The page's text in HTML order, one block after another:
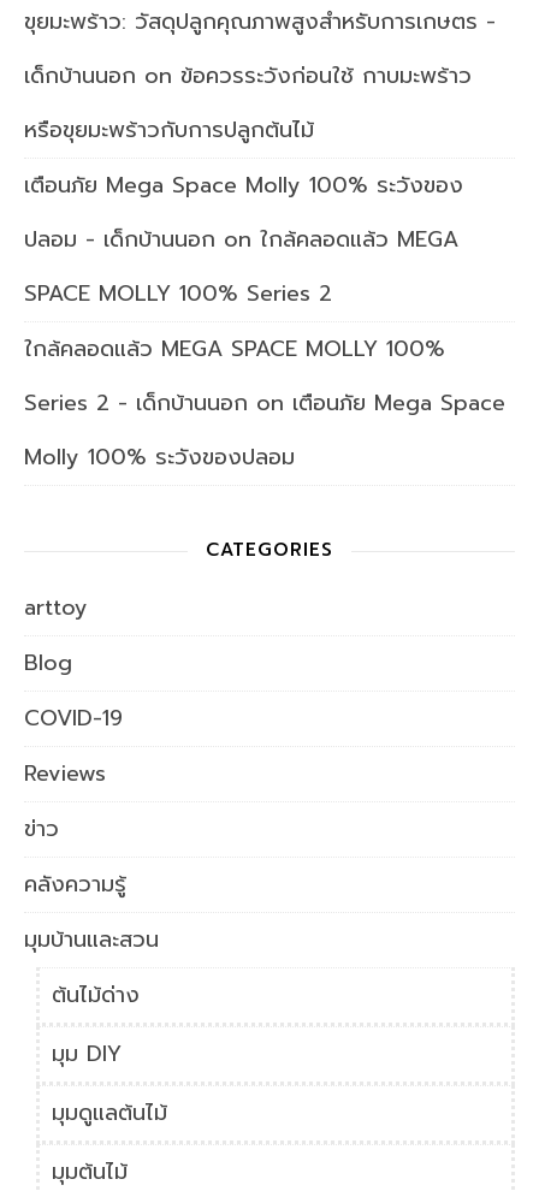
ขุยมะพร้าว: วัสดุปลูกคุณภาพสูงสำหรับการเกษตร -
เด็กบ้านนอก on ข้อควรระวังก่อนใช้ กาบมะพร้าว
หรือขุยมะพร้าวกับการปลูกต้นไม้
เตือนภัย Mega Space Molly 100% ระวังของ
ปลอม - เด็กบ้านนอก on ใกล้คลอดแล้ว MEGA
SPACE MOLLY 100% Series 2
ใกล้คลอดแล้ว MEGA SPACE MOLLY 100%
Series 2 - เด็กบ้านนอก on เตือนภัย Mega Space
Molly 100% ระวังของปลอม
CATEGORIES
arttoy
Blog
COVID-19
Reviews
ข่าว
คลังความรู้
มุมบ้านและสวน
ต้นไม้ด่าง
มุม DIY
มุมดูแลต้นไม้
มุมต้นไม้